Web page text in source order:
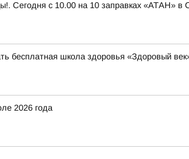
Сегодня с 10.00 на 10 заправках
бесплатная школа здоровья «Здоровый
2026 года